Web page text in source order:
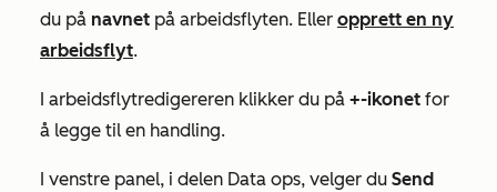
du på navnet på arbeidsflyten. Eller opprett en ny
arbeidsflyt.
I arbeidsflytredigereren klikker du på +-ikonet for
å legge til en handling.
I venstre panel, i delen Data ops, velger du Send